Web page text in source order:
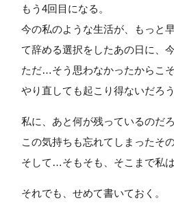
もう4回目になる。
今の私のような生活が、もっと
て辞める選択をしたあの日に、
ただ…そう思わなかったからこ
やり直しても起こり得ないだろ
私に、あと何が残っているのだ
この気持ちも忘れてしまったそ
そして…そもそも、そこまで私
それでも、せめて書いておく。